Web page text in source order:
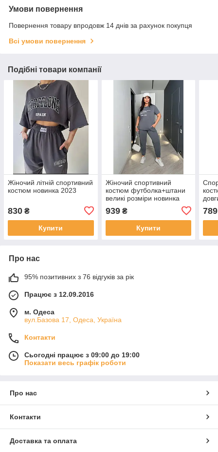
Умови повернення
Повернення товару впродовж 14 днів за рахунок покупця
Всі умови повернення
Подібні товари компанії
Жіночий літній спортивний
костюм новинка 2023
830 ₴
Купити
Жіночий спортивний
костюм футболка+штани
великі розміри новинка
939₴
Купити
789
Про нас
95% позитивних з 76 відгуків за рік
Працює з 12.09.2016
м. Одеса
вул.Базова 17, Одеса, Україна
Контакти
Сьогодні працює з 09:00 до 19:00
Показати весь графік роботи
Про нас
Контакти
Доставка та оплата